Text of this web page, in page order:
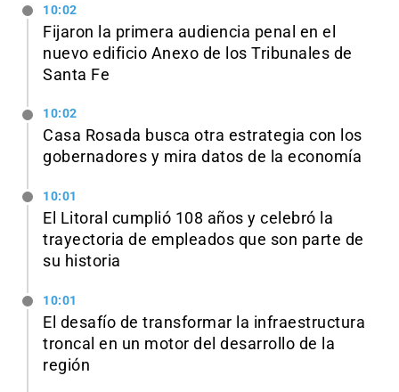
10:02
Fijaron la primera audiencia penal en el
nuevo edificio Anexo de los Tribunales de
Santa Fe
10:02
Casa Rosada busca otra estrategia con los
gobernadores y mira datos de la economía
10:01
El Litoral cumplió 108 años y celebró la
trayectoria de empleados que son parte de
su historia
10:01
El desafío de transformar la infraestructura
troncal en un motor del desarrollo de la
región